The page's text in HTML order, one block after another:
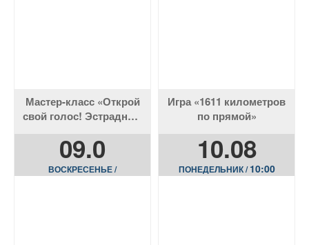
Мастер-класс «Открой
свой голос! Эстрадный
Игра «1611 километров
по прямой»
09.0
ВОСКРЕСЕНЬЕ /
10.08
ПОНЕДЕЛЬНИК /10:00